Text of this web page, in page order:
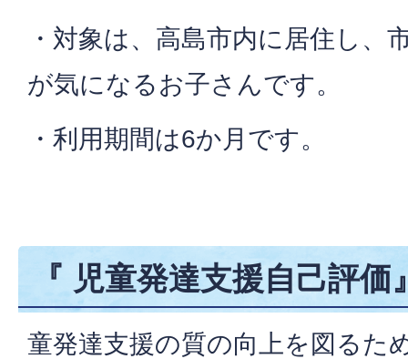
・対象は、高島市内に居住し、
が気になるお子さんです。
・利用期間は6か月です。
『 児童発達支援自己評
童発達支援の質の向上を図るた